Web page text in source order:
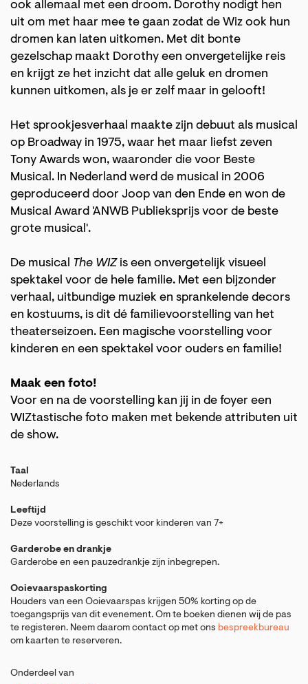
ook allemaal met een droom. Dorothy nodigt hen
uit om met haar mee te gaan zodat de Wiz ook hun
dromen kan laten uitkomen. Met dit bonte
gezelschap maakt Dorothy een onvergetelijke reis
en krijgt ze het inzicht dat alle geluk en dromen
kunnen uitkomen, als je er zelf maar in gelooft!
Het sprookjesverhaal maakte zijn debuut als musical
op Broadway in 1975, waar het maar liefst zeven
Tony Awards won, waaronder die voor Beste
Musical. In Nederland werd de musical in 2006
geproduceerd door Joop van den Ende en won de
Musical Award 'ANWB Publieksprijs voor de beste
grote musical'.
De musical The WIZis een onvergetelijk visueel
spektakel voor de hele familie. Met een bijzonder
verhaal, uitbundige muziek en sprankelende decors
en kostuums, is dit dé familievoorstelling van het
theaterseizoen. Een magische voorstelling voor
kinderen en een spektakel voor ouders en familie!
Maak een foto!
Voor en na de voorstelling kan jij in de foyer een
WIZtastische foto maken met bekende attributen uit
de show.
Taal
Nederlands
Leeftijd
Deze voorstelling is geschikt voor kinderen van 7+
Garderobe en drankje
Garderobe en een pauzedrankje zijn inbegrepen.
Ooievaarspaskorting
Houders van een Ooievaarspas krijgen 50% korting op de
toegangsprijs van dit evenement. Om te boeken dienen wij de pas
te registeren. Neem daarom contact op met ons bespreekbureau
om kaarten te reserveren.
Onderdeel van
Inzoomen